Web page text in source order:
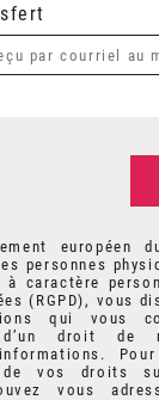
européen
personnes
à caractère
(RGPD), vous
qui vous
d’un droit de
vos droits
vous